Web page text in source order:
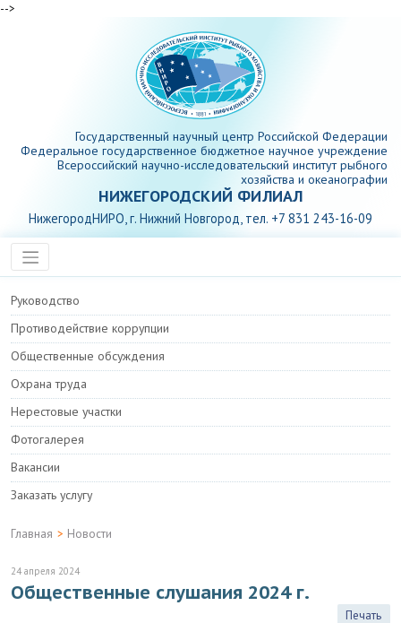
-->
Государственный научный центр Российской Федерации
Федеральное государственное бюджетное научное учреждение
Всероссийский научно-исследовательский институт рыбного
хозяйства и океанографии
НИЖЕГОРОДСКИЙ ФИЛИАЛ
НижегородНИРО, г. Нижний Новгород, тел. +7 831 243-16-09
Руководство
Противодействие коррупции
Общественные обсуждения
Охрана труда
Нерестовые участки
Фотогалерея
Вакансии
Заказать услугу
Главная > Новости
24 апреля 2024
Общественные слушания 2024 г.
Печать